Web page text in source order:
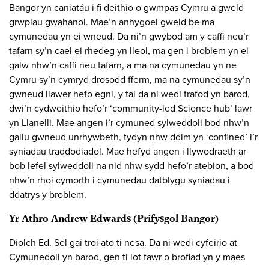
Bangor yn caniatáu i fi deithio o gwmpas Cymru a gweld
grwpiau gwahanol. Mae’n anhygoel gweld be ma
cymunedau yn ei wneud. Da ni’n gwybod am y caffi neu’r
tafarn sy’n cael ei rhedeg yn lleol, ma gen i broblem yn ei
galw nhw’n caffi neu tafarn, a ma na cymunedau yn ne
Cymru sy’n cymryd drosodd fferm, ma na cymunedau sy’n
gwneud llawer hefo egni, y tai da ni wedi trafod yn barod,
dwi’n cydweithio hefo’r ‘community-led Science hub’ lawr
yn Llanelli. Mae angen i’r cymuned sylweddoli bod nhw’n
gallu gwneud unrhywbeth, tydyn nhw ddim yn ‘confined’ i’r
syniadau traddodiadol. Mae hefyd angen i llywodraeth ar
bob lefel sylweddoli na nid nhw sydd hefo’r atebion, a bod
nhw’n rhoi cymorth i cymunedau datblygu syniadau i
ddatrys y broblem.
Yr Athro Andrew Edwards (Prifysgol Bangor)
Diolch Ed. Sel gai troi ato ti nesa. Da ni wedi cyfeirio at
Cymunedoli yn barod, gen ti lot fawr o brofiad yn y maes